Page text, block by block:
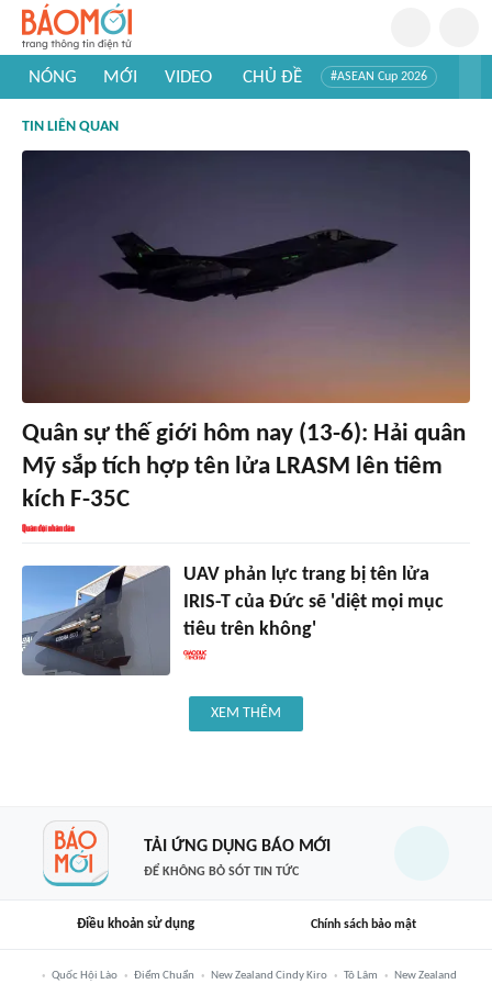
NÓNG MỚI VIDEO CHỦ ĐỀ #ASEAN Cup 2026
#Khám phá thế giới
TIN LIÊN QUAN
Quân sự thế giới hôm nay (13-6): Hải quân
Mỹ sắp tích hợp tên lửa LRASM lên tiêm
kích F-35C
UAV phản lực trang bị tên lửa
IRIS-T của Đức sẽ 'diệt mọi mục
tiêu trên không'
XEM THÊM
TẢI ỨNG DỤNG BÁO MỚI
ĐỂ KHÔNG BỎ SÓT TIN TỨC
Điều khoản sử dụng Chính sách bảo mật
Quốc Hội Lào Điểm Chuẩn New Zealand Cindy Kiro Tô Lâm New Zealand